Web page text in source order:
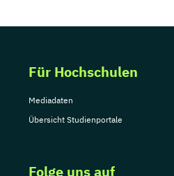
Für Hochschulen
Mediadaten
Übersicht Studienportale
Folge uns auf